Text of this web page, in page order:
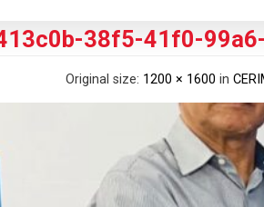
38f5-41f0-
Original size: 1200 × 1600 in